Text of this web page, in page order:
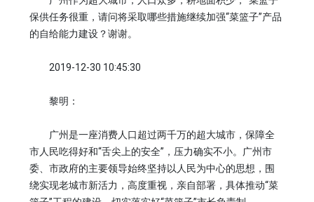
保供任务很重，请问将采取哪些措施继续加强“菜篮子”产品
的自给能力建设？谢谢。
2019-12-30 10:45:30
黎明：
广州是一座消费人口超过两千万的超大城市，保障全
市人民吃得好和“舌尖上的安全”，压力确实不小。广州市
委、市政府的主要领导始终坚持以人民为中心的思想，围
绕实现老城市新活力，高度重视，亲自部署，具体推动“菜